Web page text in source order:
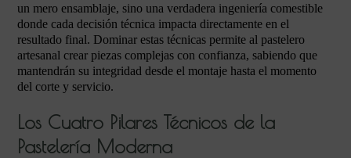
un mero ensamblaje, sino una verdadera ingeniería comestible
donde cada decisión técnica impacta directamente en el
resultado final. Dominar estas técnicas permite al pastelero
artesanal crear piezas complejas con confianza, sabiendo que
mantendrán su integridad desde el montaje hasta el momento
del corte y servicio.
Los Cuatro Pilares Técnicos de la
Pastelería Moderna